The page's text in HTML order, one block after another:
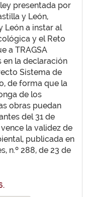
presentada por
y León,
León a instar al
y el Reto
a TRAGSA
en la declaración
Sistema de
de forma que la
de los
obras puedan
del 31 de
la validez de
publicada en
n.º 288, de 23 de